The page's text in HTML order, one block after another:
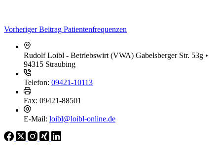
VorherigerBeitrag Patientenfrequenzen
Rudolf Loibl - Betriebswirt (VWA) Gabelsberger Str. 53g •
94315 Straubing
Telefon: 09421-10113
Fax: 09421-88501
E-Mail: loibl@loibl-online.de